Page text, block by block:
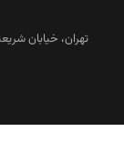
تهران، خیابان